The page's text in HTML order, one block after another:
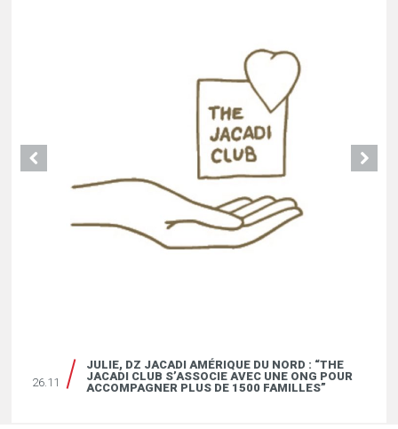
26.11
JULIE, DZ JACADI AMÉRIQUE DU NORD : “THE
JACADI CLUB S’ASSOCIE AVEC UNE ONG POUR
ACCOMPAGNER PLUS DE 1500 FAMILLES”